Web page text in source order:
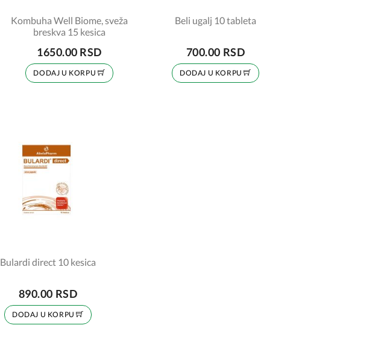
Kombuha Well Biome, sveža
breskva 15 kesica
1650.00 RSD
DODAJ U KORPU
Beli ugalj 10 tableta
700.00 RSD
DODAJ U KORPU
Bulardi direct 10 kesica
890.00 RSD
DODAJ U KORPU